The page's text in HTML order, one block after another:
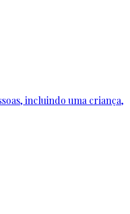
incluindo uma criança,